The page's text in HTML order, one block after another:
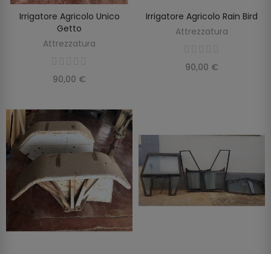
AGGIUNGI AL CARRELLO
Irrigatore Agricolo Unico
Getto
Attrezzatura
90,00 €
SCOPRIRE
Irrigatore Agricolo Rain Bird
Attrezzatura
90,00 €